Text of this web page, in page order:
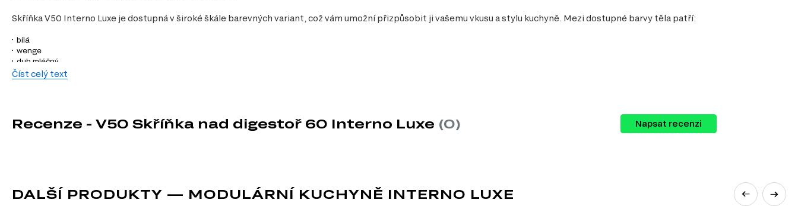
Skříňka V50 Interno Luxe je dostupná v široké škále barevných variant, což vám umožní přizpůsobit ji vašemu vkusu a stylu kuchyně. Mezi dostupné barvy těla patří:
bílá
wenge
dub mléčný
šedá
dub Appalačský
Číst celý text
Recenze - V50 Skříňka nad digestoř 60 Interno Luxe (0) Napsat recenzi
DALŠÍ PRODUKTY — MODULÁRNÍ KUCHYNĚ INTERNO LUXE